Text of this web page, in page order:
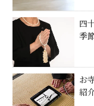
四
季
お
紹